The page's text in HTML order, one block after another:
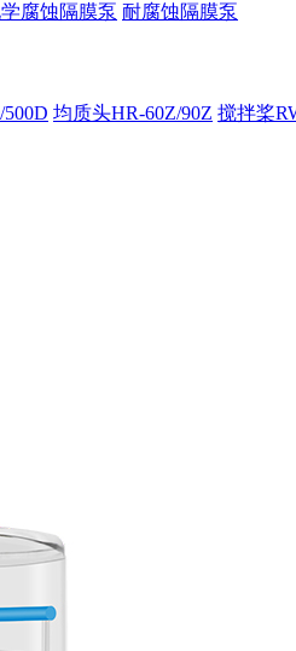
腐蚀隔膜泵 耐腐蚀隔膜泵
均质头HR-60Z/90Z 搅拌桨